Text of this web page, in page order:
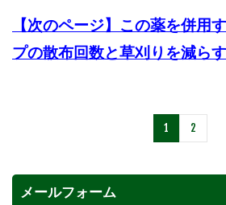
【次のページ】 この薬を併用
プの散布回数と草刈りを減ら
1 2
メールフォーム